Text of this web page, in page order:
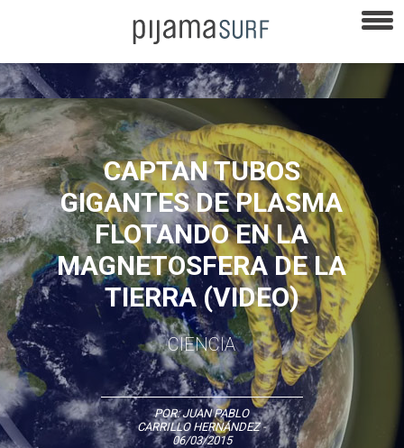
CAPTAN TUBOS
GIGANTES DE PLASMA
FLOTANDO EN LA
MAGNETOSFERA DE LA
TIERRA (VIDEO)
CIENCIA
POR:JUAN PABLO
CARRILLO HERNÁNDEZ-
06/03/2015